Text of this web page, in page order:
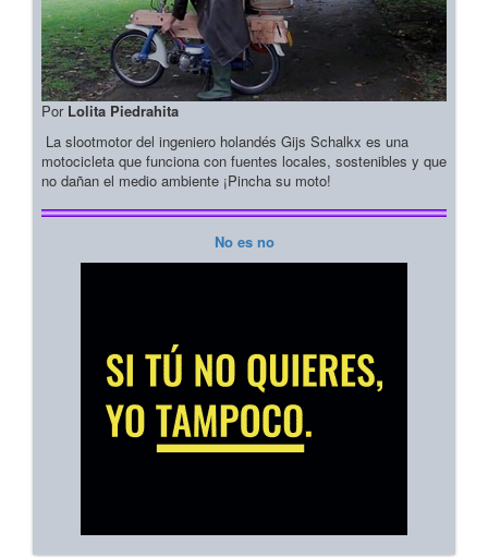
Por Lolita Piedrahita
La slootmotor del ingeniero holandés Gijs Schalkx es una
motocicleta que funciona con fuentes locales, sostenibles y que
no dañan el medio ambiente ¡Pincha su moto!
No es no